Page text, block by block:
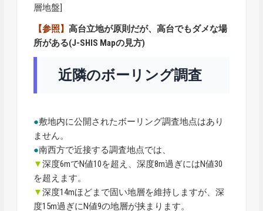
層地盤]
【参照】高台立地が原則だが、高台でもダメな場
所がある(J-SHIS Mapの見方)
近隣のボーリング調査
●敷地内に公開されたボーリング調査地点はあり
ません。
●南西方で近接する調査地点では、
▼深度6mでN値10を超え、深度8m過ぎにはN値30
を超えます。
▼深度14mほどまで固い地層を維持しますが、深
度15m過ぎにN値9の地層が挟まります。